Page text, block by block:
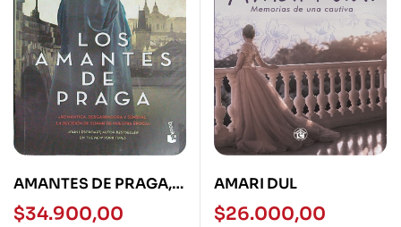
AMANTES DE PRAGA,
LOS – DEBOLSILLO
$34.900,00
AMARI DUL
$26.000,00